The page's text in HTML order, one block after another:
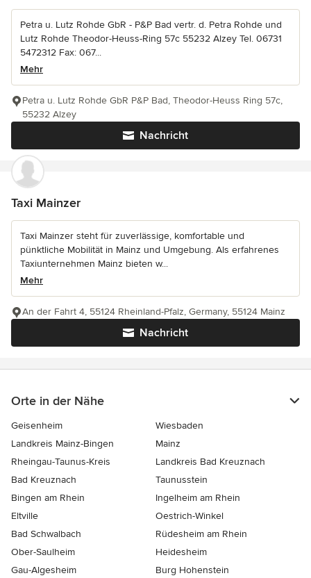
Petra u. Lutz Rohde GbR - P&P Bad vertr. d. Petra Rohde und
Lutz Rohde Theodor-Heuss-Ring 57c 55232 Alzey Tel. 06731
5472312 Fax: 067...
Mehr
Nachricht
Petra u. Lutz Rohde GbR P&P Bad, Theodor-Heuss Ring 57c,
55232 Alzey
Taxi Mainzer
Taxi Mainzer steht für zuverlässige, komfortable und
pünktliche Mobilität in Mainz und Umgebung. Als erfahrenes
Taxiunternehmen Mainz bieten w...
Mehr
Nachricht
An der Fahrt 4, 55124 Rheinland-Pfalz, Germany, 55124 Mainz
Orte in der Nähe
Geisenheim
Wiesbaden
Landkreis Mainz-Bingen
Mainz
Rheingau-Taunus-Kreis
Landkreis Bad Kreuznach
Bad Kreuznach
Taunusstein
Bingen am Rhein
Ingelheim am Rhein
Eltville
Oestrich-Winkel
Bad Schwalbach
Rüdesheim am Rhein
Ober-Saulheim
Heidesheim
Gau-Algesheim
Burg Hohenstein